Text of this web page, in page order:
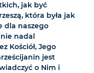
jak być
która była jak
dla naszego
nadal
Kościół, Jego
jest
o Nim i